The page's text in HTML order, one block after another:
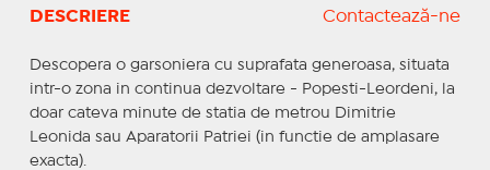
DESCRIERE Contactează-ne
Descopera o garsoniera cu suprafata generoasa, situata
intr-o zona in continua dezvoltare - Popesti-Leordeni, la
doar cateva minute de statia de metrou Dimitrie
Leonida sau Aparatorii Patriei (in functie de amplasare
exacta).